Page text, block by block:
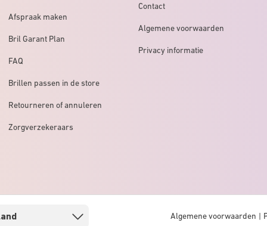
Afspraak maken
Bril Garant Plan
FAQ
Brillen passen in de store
Retourneren of annuleren
Zorgverzekeraars
Contact
Algemene voorwaarden
Privacy informatie
Algemene voorwaarden